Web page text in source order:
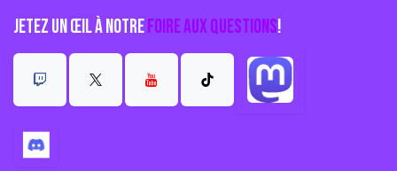
Jetez un œil à notreFoire aux questions!